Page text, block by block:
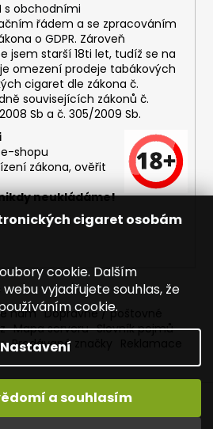
cigaret osobám
cookie. Dalším
vyjadřujete souhlas, že
cookie.
Nastavení
a souhlasím
s obchodními
řádem a se zpracováním
o GDPR. Zároveň
že jsem starší 18ti let, tudíž se na
omezení prodeje tabákových
cigaret dle zákona č.
souvisejících zákonů č.
Sb a č. 305/2009 Sb.
shopu
zákona, ověřit
neukládáme!
nám Dopravné / poštovné
Mapa serveru Slovník pojmů
Prodávané značky
Vytvořil Shoptet
- Specialista na e-cigarety.